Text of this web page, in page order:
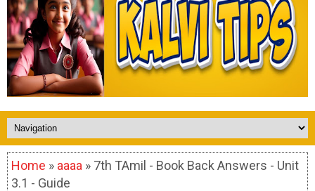
Home » aaaa » 7th TAmil - Book Back Answers - Unit
3.1 - Guide